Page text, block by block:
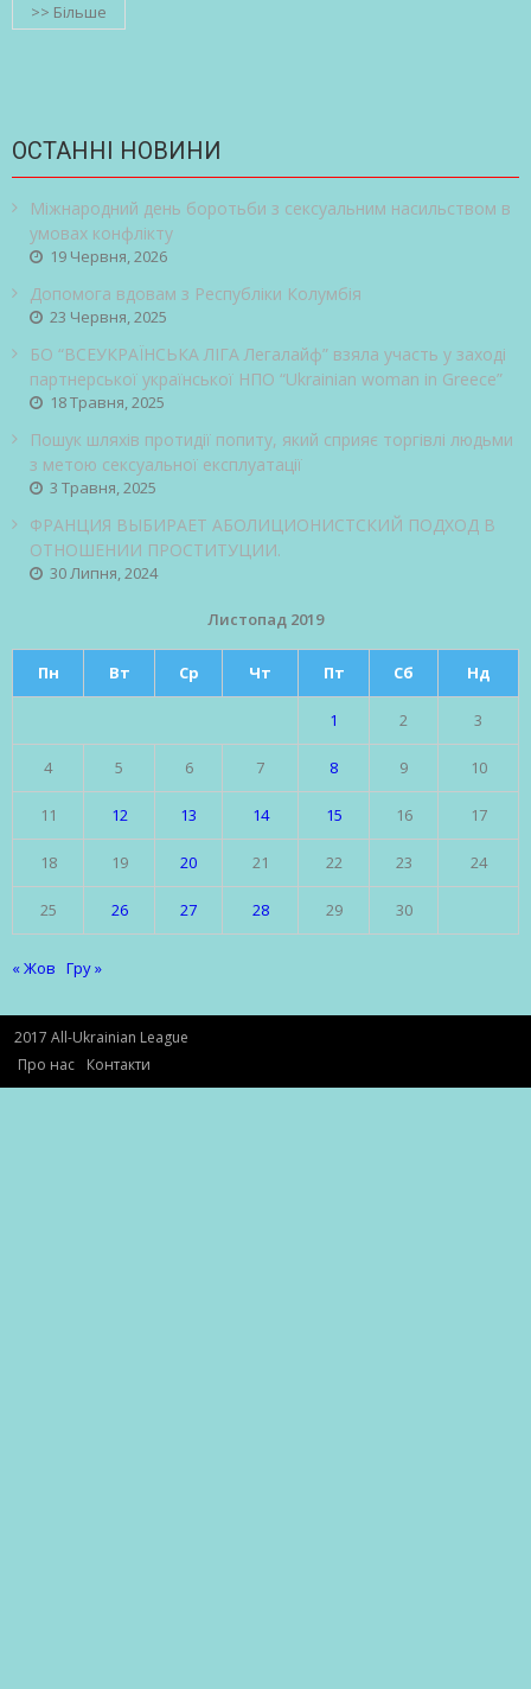
>> Більше
ОСТАННІ НОВИНИ
Міжнародний день боротьби з сексуальним насильством в
умовах конфлікту
19 Червня, 2026
Допомога вдовам з Республіки Колумбія
23 Червня, 2025
БО “ВСЕУКРАЇНСЬКА ЛІГА Легалайф” взяла участь у заході
партнерської української НПО “Ukrainian woman in Greece”
18 Травня, 2025
Пошук шляхів протидії попиту, який сприяє торгівлі людьми
з метою сексуальної експлуатації
3 Травня, 2025
ФРАНЦИЯ ВЫБИРАЕТ АБОЛИЦИОНИСТСКИЙ ПОДХОД В
ОТНОШЕНИИ ПРОСТИТУЦИИ.
30 Липня, 2024
Листопад 2019
Пн Вт Ср Чт Пт Сб Нд
1 2 3
4 5 6 7 8 9 10
11 12 13 14 15 16 17
18 19 20 21 22 23 24
25 26 27 28 29 30
« Жов Гру »
2017 All-Ukrainian League
Про нас
Контакти